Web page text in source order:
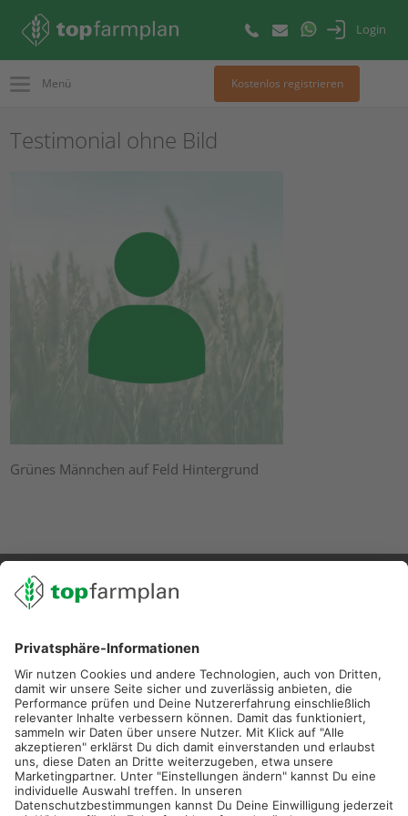
Login
Menü Kostenlos registrieren
Testimonial ohne Bild
Grünes Männchen auf Feld Hintergrund
02501 801 44 84
service@topfarmplan.de
Sei immer auf dem Laufenden!
Neue Features, spannende Tipps und hilfreiche Anleitungen!